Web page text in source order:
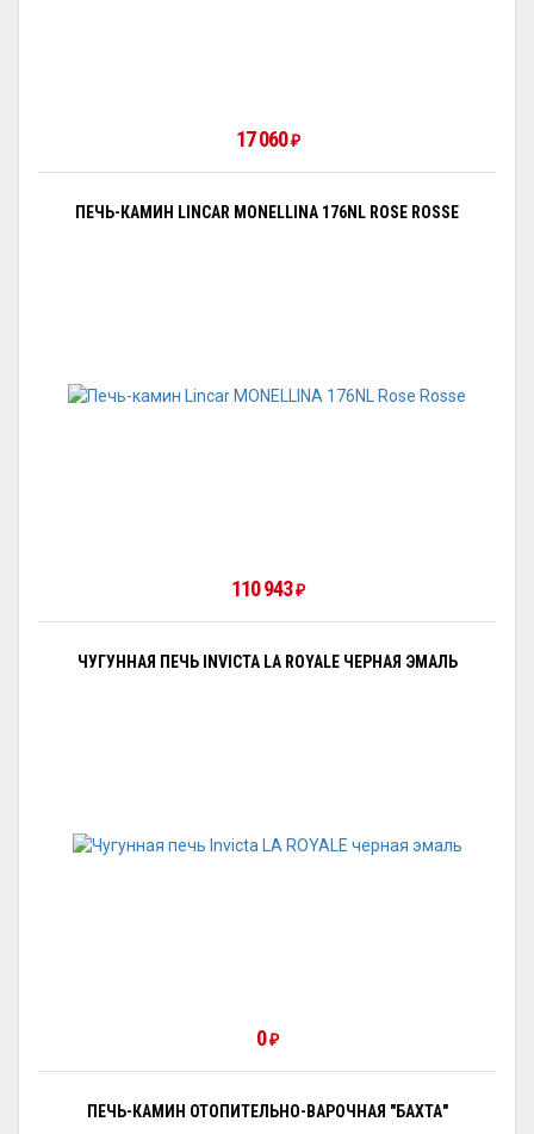
17 060₽
ПЕЧЬ-КАМИН LINCAR MONELLINA 176NL ROSE ROSSE
110 943₽
ЧУГУННАЯ ПЕЧЬ INVICTA LA ROYALE ЧЕРНАЯ ЭМАЛЬ
0₽
ПЕЧЬ-КАМИН ОТОПИТЕЛЬНО-ВАРОЧНАЯ "БАХТА"